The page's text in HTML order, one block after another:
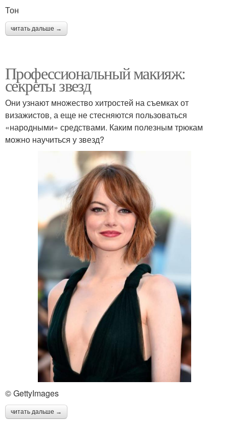
Тон
читать дальше →
Профессиональный макияж:
секреты звезд
Они узнают множество хитростей на съемках от
визажистов, а еще не стесняются пользоваться
«народными» средствами. Каким полезным трюкам
можно научиться у звезд?
© GettyImages
читать дальше →